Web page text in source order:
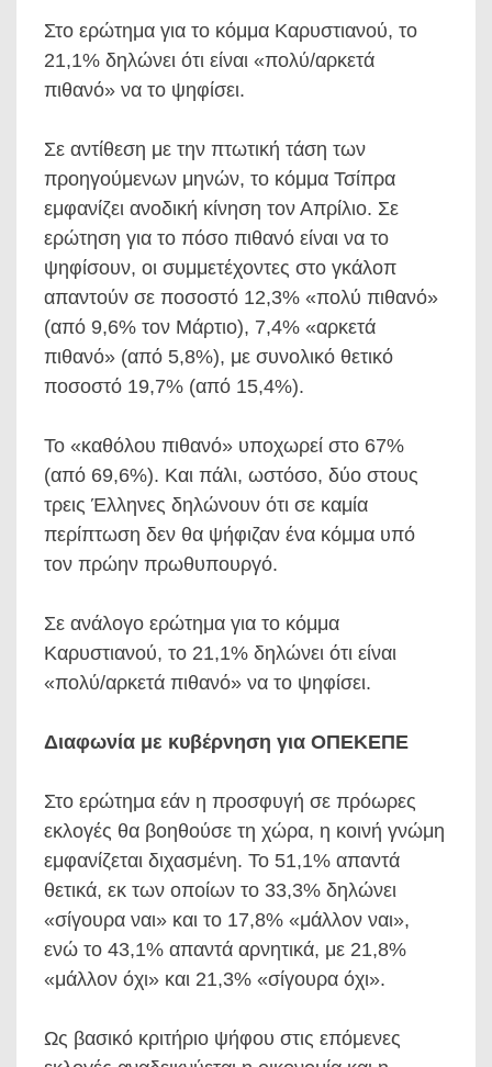
Στο ερώτημα για το κόμμα Καρυστιανού, το
21,1% δηλώνει ότι είναι «πολύ/αρκετά
πιθανό» να το ψηφίσει.
Σε αντίθεση με την πτωτική τάση των
προηγούμενων μηνών, το κόμμα Τσίπρα
εμφανίζει ανοδική κίνηση τον Απρίλιο. Σε
ερώτηση για το πόσο πιθανό είναι να το
ψηφίσουν, οι συμμετέχοντες στο γκάλοπ
απαντούν σε ποσοστό 12,3% «πολύ πιθανό»
(από 9,6% τον Μάρτιο), 7,4% «αρκετά
πιθανό» (από 5,8%), με συνολικό θετικό
ποσοστό 19,7% (από 15,4%).
Το «καθόλου πιθανό» υποχωρεί στο 67%
(από 69,6%). Και πάλι, ωστόσο, δύο στους
τρεις Έλληνες δηλώνουν ότι σε καμία
περίπτωση δεν θα ψήφιζαν ένα κόμμα υπό
τον πρώην πρωθυπουργό.
Σε ανάλογο ερώτημα για το κόμμα
Καρυστιανού, το 21,1% δηλώνει ότι είναι
«πολύ/αρκετά πιθανό» να το ψηφίσει.
Διαφωνία με κυβέρνηση για ΟΠΕΚΕΠΕ
Στο ερώτημα εάν η προσφυγή σε πρόωρες
εκλογές θα βοηθούσε τη χώρα, η κοινή γνώμη
εμφανίζεται διχασμένη. Το 51,1% απαντά
θετικά, εκ των οποίων το 33,3% δηλώνει
«σίγουρα ναι» και το 17,8% «μάλλον ναι»,
ενώ το 43,1% απαντά αρνητικά, με 21,8%
«μάλλον όχι» και 21,3% «σίγουρα όχι».
Ως βασικό κριτήριο ψήφου στις επόμενες